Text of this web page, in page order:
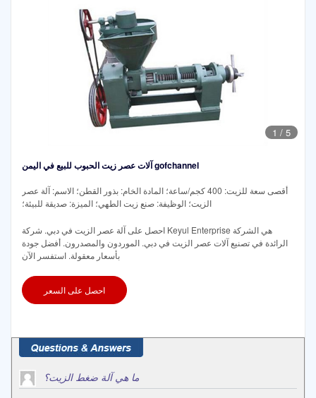
1 / 5
آلات عصر زيت الحبوب للبيع في اليمن gofchannel
أقصى سعة للزيت: 400 كجم/ساعة؛ المادة الخام: بذور القطن؛ الاسم: آلة عصر
الزيت؛ الوظيفة: صنع زيت الطهي؛ الميزة: صديقة للبيئة؛
احصل على آلة عصر الزيت في دبي. شركة Keyul Enterprise هي الشركة
الرائدة في تصنيع آلات عصر الزيت في دبي. الموردون والمصدرون. أفضل جودة
بأسعار معقولة. استفسر الآن
احصل على السعر
ما هي آلة ضغط الزيت؟